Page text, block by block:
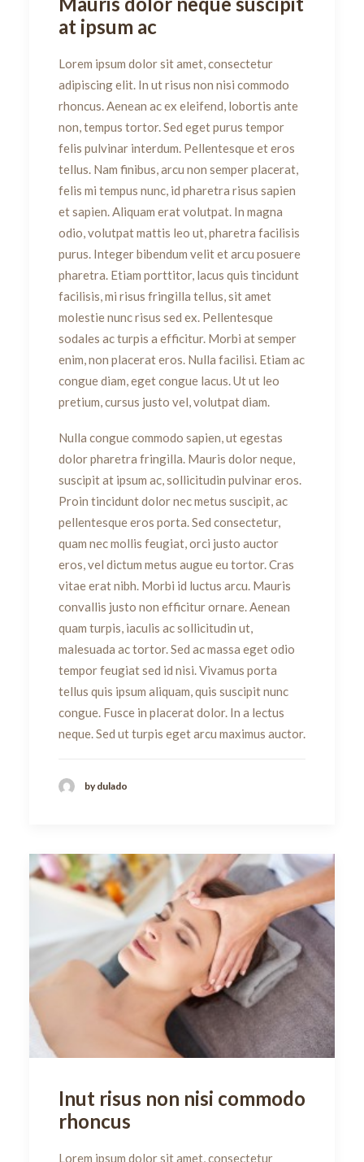
at ipsum ac
Lorem ipsum dolor sit amet, consectetur
adipiscing elit. In ut risus non nisi commodo
rhoncus. Aenean ac ex eleifend, lobortis ante
non, tempus tortor. Sed eget purus tempor
felis pulvinar interdum. Pellentesque et eros
tellus. Nam finibus, arcu non semper placerat,
felis mi tempus nunc, id pharetra risus sapien
et sapien. Aliquam erat volutpat. In magna
odio, volutpat mattis leo ut, pharetra facilisis
purus. Integer bibendum velit et arcu posuere
pharetra. Etiam porttitor, lacus quis tincidunt
facilisis, mi risus fringilla tellus, sit amet
molestie nunc risus sed ex. Pellentesque
sodales ac turpis a efficitur. Morbi at semper
enim, non placerat eros. Nulla facilisi. Etiam ac
congue diam, eget congue lacus. Ut ut leo
pretium, cursus justo vel, volutpat diam.
Nulla congue commodo sapien, ut egestas
dolor pharetra fringilla. Mauris dolor neque,
suscipit at ipsum ac, sollicitudin pulvinar eros.
Proin tincidunt dolor nec metus suscipit, ac
pellentesque eros porta. Sed consectetur,
quam nec mollis feugiat, orci justo auctor
eros, vel dictum metus augue eu tortor. Cras
vitae erat nibh. Morbi id luctus arcu. Mauris
convallis justo non efficitur ornare. Aenean
quam turpis, iaculis ac sollicitudin ut,
malesuada ac tortor. Sed ac massa eget odio
tempor feugiat sed id nisi. Vivamus porta
tellus quis ipsum aliquam, quis suscipit nunc
congue. Fusce in placerat dolor. In a lectus
neque. Sed ut turpis eget arcu maximus auctor.
by dulado
Inut risus non nisi commodo
rhoncus
Lorem ipsum dolor sit amet, consectetur